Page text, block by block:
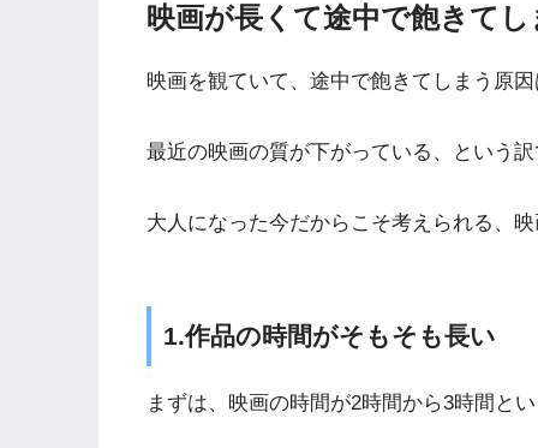
映画が長くて途中で飽きてし
映画を観ていて、途中で飽きてしまう原
最近の映画の質が下がっている、という
大人になった今だからこそ考えられる、
1.作品の時間がそもそも長い
まずは、映画の時間が2時間から3時間と